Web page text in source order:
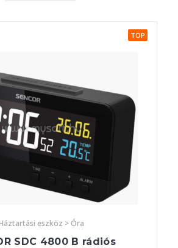
TOP
eszköz > Óra
SDC 4800 B rádiós